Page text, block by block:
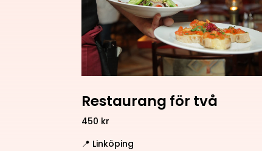
Restaurang för två
450 kr
📍 Linköping